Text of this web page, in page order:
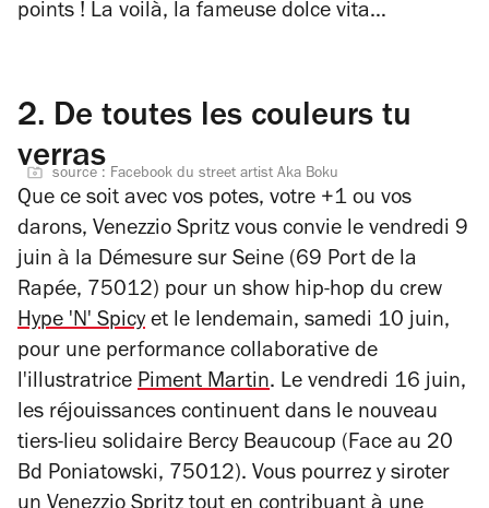
points ! La voilà, la fameuse dolce vita…
2. De toutes les couleurs tu
verras
source : Facebook du street artist Aka Boku
Que ce soit avec vos potes, votre +1 ou vos
darons, Venezzio Spritz vous convie le vendredi 9
juin à la Démesure sur Seine (69 Port de la
Rapée, 75012) pour un show hip-hop du crew
Hype 'N' Spicyet le lendemain, samedi 10 juin,
pour une performance collaborative de
l'illustratrice Piment Martin. Le vendredi 16 juin,
les réjouissances continuent dans le nouveau
tiers-lieu solidaire Bercy Beaucoup (Face au 20
Bd Poniatowski, 75012). Vous pourrez y siroter